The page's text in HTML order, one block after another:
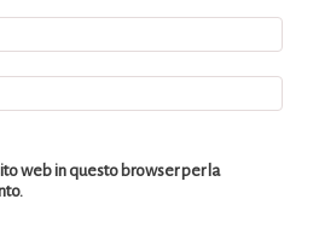
web in questo browser per la